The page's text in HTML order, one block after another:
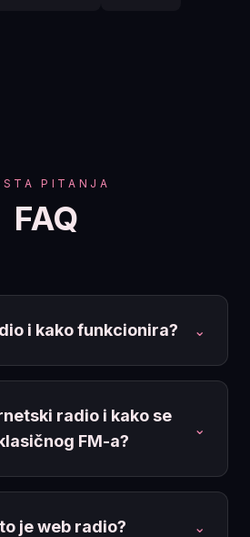
PITANJA
FAQ
i kako funkcionira? ⌄
radio i kako se
FM-a?
⌄
je web radio? ⌄